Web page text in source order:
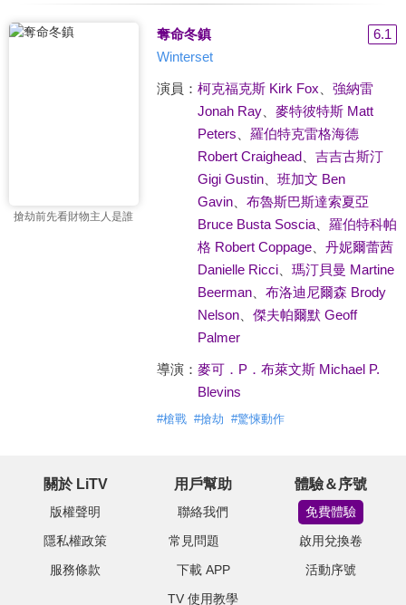
搶劫前先看財物主人是誰
奪命冬鎮
6.1
Winterset
演員： 柯克福克斯 Kirk Fox
強納雷
Jonah Ray、 麥特彼特斯 Matt
Peters
羅伯特克雷格海德
Robert Craighead、 吉吉古斯汀
Gigi Gustin、 班加文 Ben
Gavin、 布魯斯巴斯達索夏亞
Bruce Busta Soscia、 羅伯特科帕
格 Robert Coppage、 丹妮爾蕾茜
Danielle Ricci、 瑪汀貝曼 Martine
Beerman、 布洛迪尼爾森 Brody
Nelson、 傑夫帕爾默 Geoff
Palmer
導演： 麥可．P．布萊文斯 Michael P.
Blevins
#槍戰 #搶劫 #驚悚動作
關於 LiTV
版權聲明
隱私權政策
服務條款
用戶幫助
聯絡我們
常見問題
下載 APP
TV 使用教學
體驗＆序號
免費體驗
啟用兌換卷
活動序號